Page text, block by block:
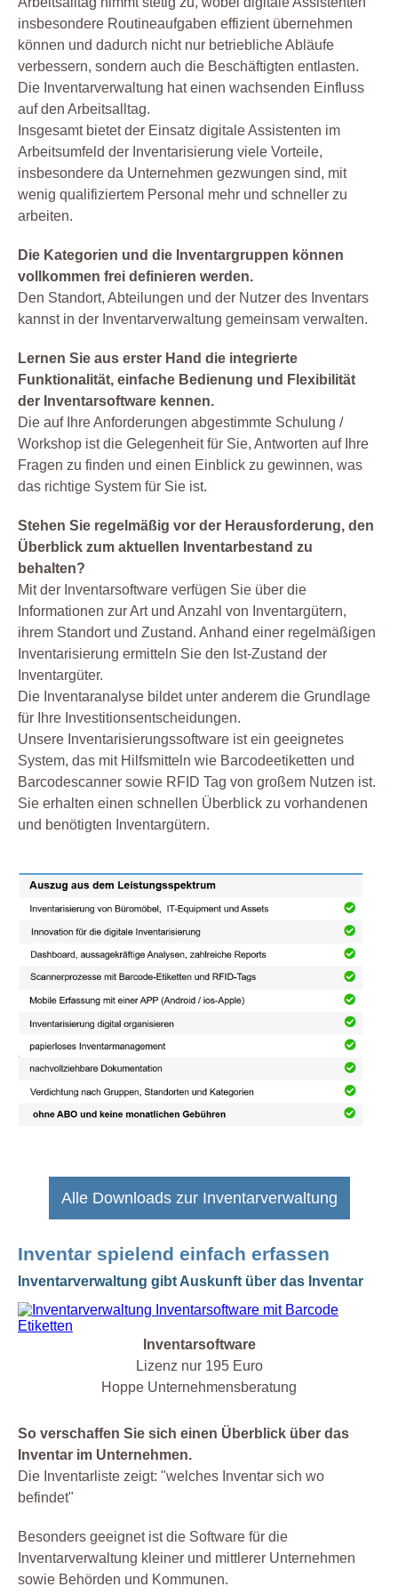
insbesondere Routineaufgaben effizient übernehmen
können und dadurch nicht nur betriebliche Abläufe
verbessern, sondern auch die Beschäftigten entlasten.
Die Inventarverwaltung hat einen wachsenden Einfluss
auf den Arbeitsalltag.
Insgesamt bietet der Einsatz digitale Assistenten im
Arbeitsumfeld der Inventarisierung viele Vorteile,
insbesondere da Unternehmen gezwungen sind, mit
wenig qualifiziertem Personal mehr und schneller zu
arbeiten.
Die Kategorien und die Inventargruppen können
vollkommen frei definieren werden.
Den Standort, Abteilungen und der Nutzer des Inventars
kannst in der Inventarverwaltung gemeinsam verwalten.
Lernen Sie aus erster Hand die integrierte
Funktionalität, einfache Bedienung und Flexibilität
der Inventarsoftware kennen.
Die auf Ihre Anforderungen abgestimmte Schulung /
Workshop ist die Gelegenheit für Sie, Antworten auf Ihre
Fragen zu finden und einen Einblick zu gewinnen, was
das richtige System für Sie ist.
Stehen Sie regelmäßig vor der Herausforderung, den
Überblick zum aktuellen Inventarbestand zu
behalten?
Mit der Inventarsoftware verfügen Sie über die
Informationen zur Art und Anzahl von Inventargütern,
ihrem Standort und Zustand. Anhand einer regelmäßigen
Inventarisierung ermitteln Sie den Ist-Zustand der
Inventargüter.
Die Inventaranalyse bildet unter anderem die Grundlage
für Ihre Investitionsentscheidungen.
Unsere Inventarisierungssoftware ist ein geeignetes
System, das mit Hilfsmitteln wie Barcodeetiketten und
Barcodescanner sowie RFID Tag von großem Nutzen ist.
Sie erhalten einen schnellen Überblick zu vorhandenen
und benötigten Inventargütern.
Alle Downloads zur Inventarverwaltung
Inventar spielend einfach erfassen
Inventarverwaltung gibt Auskunft über das Inventar
Inventarsoftware
Lizenz nur 195 Euro
Hoppe Unternehmensberatung
So verschaffen Sie sich einen Überblick über das
Inventar im Unternehmen.
Die Inventarliste zeigt: "welches Inventar sich wo
befindet"
Besonders geeignet ist die Software für die
Inventarverwaltung kleiner und mittlerer Unternehmen
sowie Behörden und Kommunen.